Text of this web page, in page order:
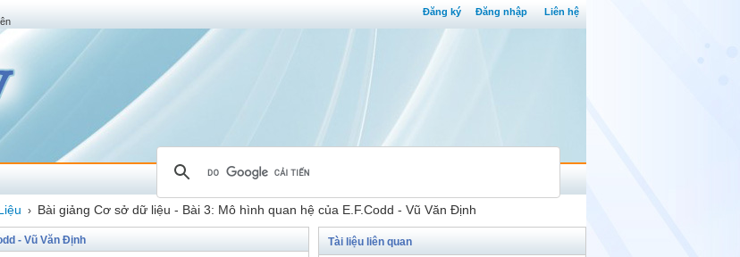
Đăng ký Đăng nhập Liên hệ
› Bài giảng Cơ sở dữ liệu - Bài 3: Mô hình quan hệ của E.F.Codd - Vũ Văn Định
- Vũ Văn Định
Tài liệu liên quan